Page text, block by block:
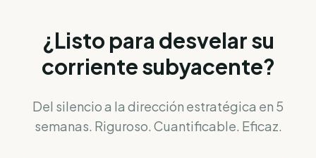
¿Listo para desvelar su
corriente subyacente?
Del silencio a la dirección estratégica en 5
semanas. Riguroso. Cuantificable. Eficaz.